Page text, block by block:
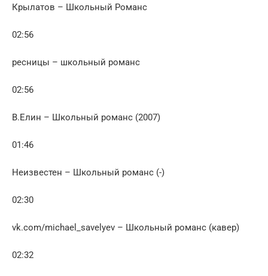
Крылатов – Школьный Романс
02:56
ресницы – школьный романс
02:56
В.Елин – Школьный романс (2007)
01:46
Неизвестен – Школьный романс (-)
02:30
vk.com/michael_savelyev – Школьный романс (кавер)
02:32